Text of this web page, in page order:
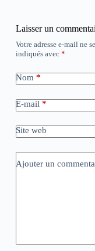
Laisser un
Votre adresse e-mail ne
indiqués avec *
Nom *
E-mail *
Site web
Ajouter un